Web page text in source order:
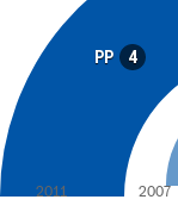
PP 4
2011 2007